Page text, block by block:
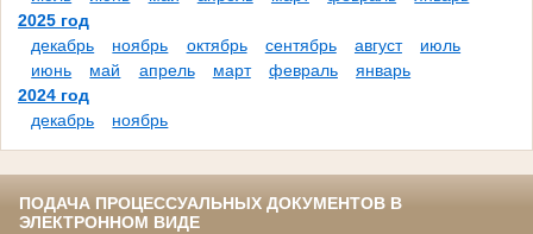
2025 год
декабрь
ноябрь октябрь сентябрь август
июль
июнь
май апрель март февраль
январь
2024 год
декабрь
ноябрь
ПОДАЧА ПРОЦЕССУАЛЬНЫХ ДОКУМЕНТОВ В
ЭЛЕКТРОННОМ ВИДЕ